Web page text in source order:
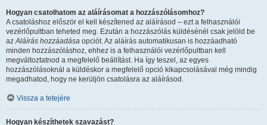
Hogyan csatolhatom az aláírásomat a hozzászólásomhoz?
A csatoláshoz először el kell készítened az aláírásod – ezt a felhasználói
vezérlőpultban teheted meg. Ezután a hozzászólás küldésénél csak jelöld be
azAláírás hozzáadása opciót. Az aláírás automatikusan is hozzáadható
minden hozzászóláshoz, ehhez is a felhasználói vezérlőpultban kell
megváltoztatnod a megfelelő beállítást. Ha így teszel, az egyes
hozzászólásoknál a küldéskor a megfelelő opció kikapcsolásával még mindig
megadhatod, hogy ne kerüljön csatolásra az aláírásod.
Vissza a tetejére
Hogyan készíthetek szavazást?